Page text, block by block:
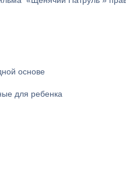
основе
для ребенка